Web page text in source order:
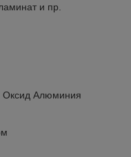
и пр.
Оксид Алюминия